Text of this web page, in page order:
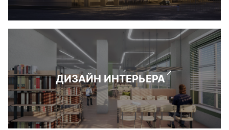
ДИЗАЙН ИНТЕРЬЕРА